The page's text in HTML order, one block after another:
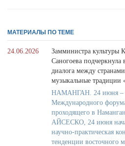
МАТЕРИАЛЫ ПО ТЕМЕ
24.06.2026
Замминистра культуры
Саногоева подчеркнула
диалога между
музыкальные традиции
НАМАНГАН. 24 июня –
Международного
проходящего в
АЙСЕСКО, 24 июня
научно-практическая
тенденции восточного